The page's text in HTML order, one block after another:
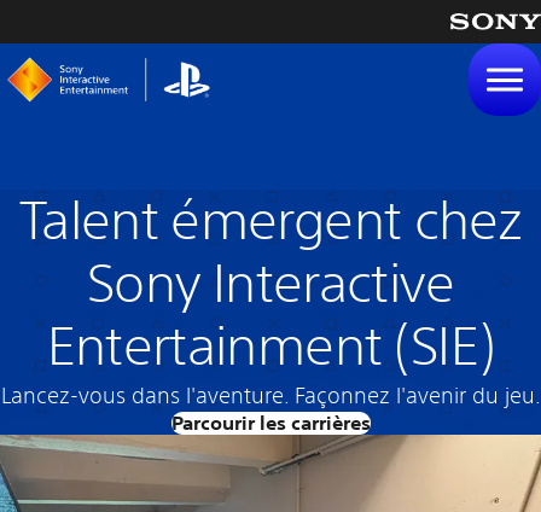
Talent émergent chez
Sony Interactive
Entertainment (SIE)
Lancez-vous dans l'aventure. Façonnez l'avenir du jeu.
Parcourir les carrières